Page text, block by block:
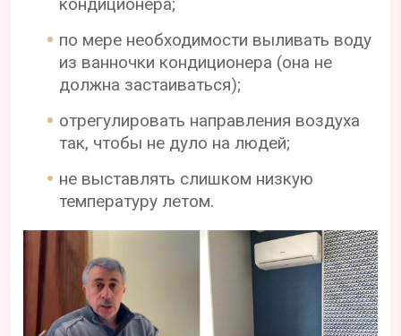
по мере необходимости выливать воду
из ванночки кондиционера (она не
должна застаиваться);
отрегулировать направления воздуха
так, чтобы не дуло на людей;
не выставлять слишком низкую
температуру летом.